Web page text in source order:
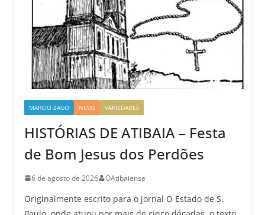
MARCIO ZAGO NEWS VARIEDADES
HISTÓRIAS DE ATIBAIA – Festa
de Bom Jesus dos Perdões
6 de agosto de 2026 OAtibaiense
Originalmente escrito para o jornal O Estado de S.